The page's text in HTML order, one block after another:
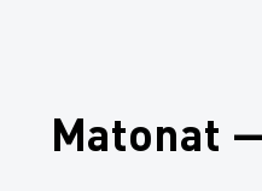
Matonat